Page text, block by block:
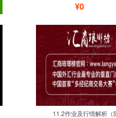
¥0
11.2作业及行情解析（